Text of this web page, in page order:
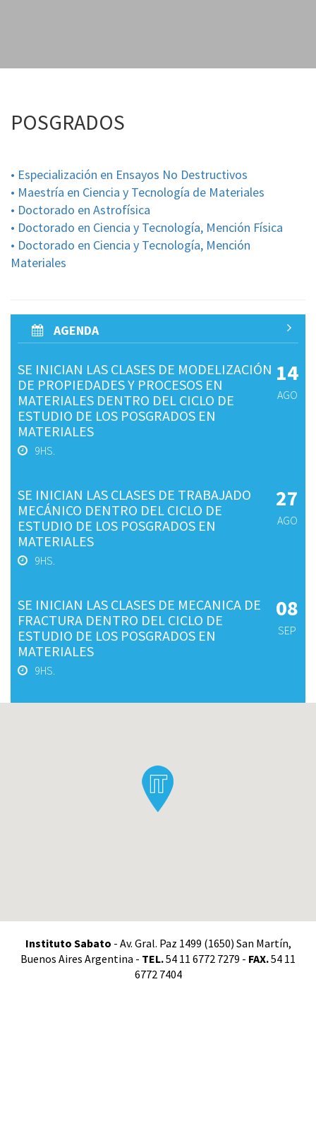
POSGRADOS
• Especialización en Ensayos No Destructivos
• Maestría en Ciencia y Tecnología de Materiales
• Doctorado en Astrofísica
• Doctorado en Ciencia y Tecnología, Mención Física
• Doctorado en Ciencia y Tecnología, Mención
Materiales
AGENDA
14
AGO
SE INICIAN LAS CLASES DE MODELIZACIÓN
DE PROPIEDADES Y PROCESOS EN
MATERIALES DENTRO DEL CICLO DE
ESTUDIO DE LOS POSGRADOS EN
MATERIALES
9HS.
27
AGO
SE INICIAN LAS CLASES DE TRABAJADO
MECÁNICO DENTRO DEL CICLO DE
ESTUDIO DE LOS POSGRADOS EN
MATERIALES
9HS.
08
SEP
SE INICIAN LAS CLASES DE MECANICA DE
FRACTURA DENTRO DEL CICLO DE
ESTUDIO DE LOS POSGRADOS EN
MATERIALES
9HS.
Instituto Sabato - Av. Gral. Paz 1499 (1650) San Martín,
Buenos Aires Argentina - TEL.54 11 6772 7279 - FAX.54 11
6772 7404